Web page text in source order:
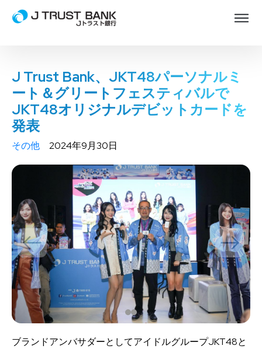
J Trust Bank、JKT48パーソナルミ
ート＆グリートフェスティバルで
JKT48オリジナルデビットカードを
発表
その他 2024年9月30日
ブランドアンバサダーとしてアイドルグループJKT48と